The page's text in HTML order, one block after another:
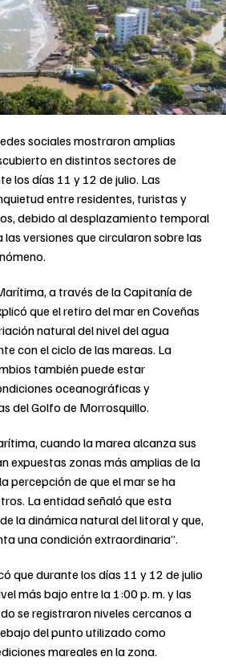
sociales mostraron amplias
en distintos sectores de
los días 11 y 12 de julio. Las
entre residentes, turistas y
debido al desplazamiento temporal
versiones que circularon sobre las
a través de la Capitanía de
que el retiro del mar en Coveñas
natural del nivel del agua
con el ciclo de las mareas. La
también puede estar
oceanográficas y
del Golfo de Morrosquillo.
cuando la marea alcanza sus
expuestas zonas más amplias de la
percepción de que el mar se ha
La entidad señaló que esta
la dinámica natural del litoral y que,
una condición extraordinaria”.
que durante los días 11 y 12 de julio
más bajo entre la 1:00 p. m. y las
se registraron niveles cercanos a
del punto utilizado como
mareales en la zona.